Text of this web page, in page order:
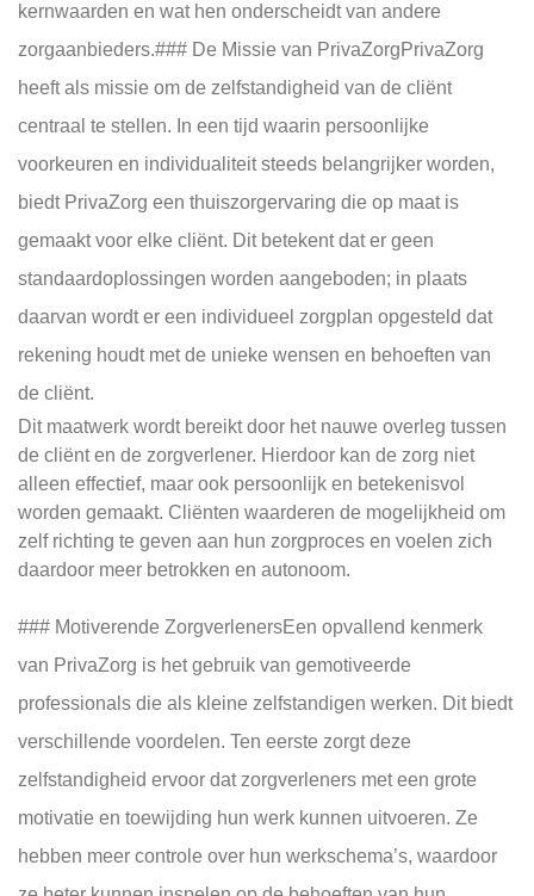
kernwaarden en wat hen onderscheidt van andere
zorgaanbieders.### De Missie van PrivaZorgPrivaZorg
heeft als missie om de zelfstandigheid van de cliënt
centraal te stellen. In een tijd waarin persoonlijke
voorkeuren en individualiteit steeds belangrijker worden,
biedt PrivaZorg een thuiszorgervaring die op maat is
gemaakt voor elke cliënt. Dit betekent dat er geen
standaardoplossingen worden aangeboden; in plaats
daarvan wordt er een individueel zorgplan opgesteld dat
rekening houdt met de unieke wensen en behoeften van
de cliënt.
Dit maatwerk wordt bereikt door het nauwe overleg tussen
de cliënt en de zorgverlener. Hierdoor kan de zorg niet
alleen effectief, maar ook persoonlijk en betekenisvol
worden gemaakt. Cliënten waarderen de mogelijkheid om
zelf richting te geven aan hun zorgproces en voelen zich
daardoor meer betrokken en autonoom.
### Motiverende ZorgverlenersEen opvallend kenmerk
van PrivaZorg is het gebruik van gemotiveerde
professionals die als kleine zelfstandigen werken. Dit biedt
verschillende voordelen. Ten eerste zorgt deze
zelfstandigheid ervoor dat zorgverleners met een grote
motivatie en toewijding hun werk kunnen uitvoeren. Ze
hebben meer controle over hun werkschema’s, waardoor